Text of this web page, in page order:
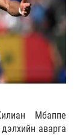
Мбаппе
аварга